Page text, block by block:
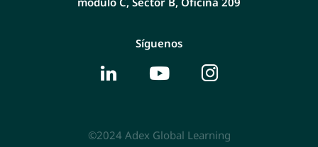
Síguenos
©2024 Adex Global Learning